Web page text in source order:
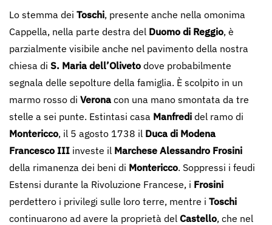
Lo stemma dei Toschi, presente anche nella omonima
Cappella, nella parte destra del Duomo di Reggio, è
parzialmente visibile anche nel pavimento della nostra
chiesa di S. Maria dell’Oliveto dove probabilmente
segnala delle sepolture della famiglia. È scolpito in un
marmo rosso di Verona con una mano smontata da tre
stelle a sei punte. Estintasi casa Manfredi del ramo di
Montericco, il 5 agosto 1738 il Duca di Modena
Francesco III investe il Marchese Alessandro Frosini
della rimanenza dei beni di Montericco. Soppressi i feudi
Estensi durante la Rivoluzione Francese, i Frosini
perdettero i privilegi sulle loro terre, mentre i Toschi
continuarono ad avere la proprietà del Castello, che nel